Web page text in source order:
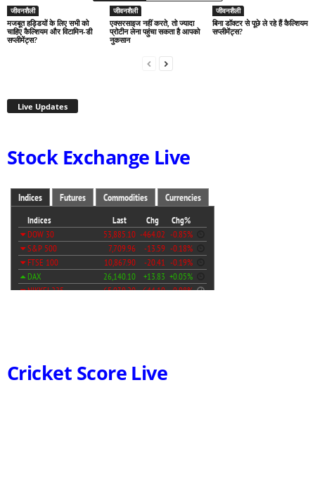
जीवनशैली
मजबूत हड्डियों के लिए सभी को
चाहिए कैल्शियम और विटामिन-डी
सप्लीमेंट्स?
जीवनशैली
एक्सरसाइज नहीं करते, तो ज्यादा
प्रोटीन लेना पहुंचा सकता है आपको
नुकसान
जीवनशैली
बिना डॉक्टर से पूछे ले रहे हैं कैल्शियम
सप्लीमेंट्स?
Live Updates
Stock Exchange Live
Cricket Score Live